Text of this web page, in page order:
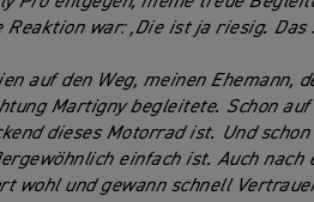
Reaktion war: ‚Die ist ja riesig.
auf den Weg, meinen Ehemann,
Martigny begleitete. Schon
dieses Motorrad ist. Und
einfach ist. Auch nach
wohl und gewann schnell